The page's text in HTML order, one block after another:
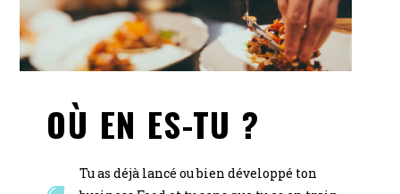
OÙ EN ES-TU ?
Tu as déjà lancé ou bien développé ton